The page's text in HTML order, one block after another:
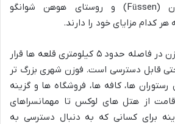
وجود دارد: شهر فوزن (Füssen) و روستای هوهن شوانگو
شهر فوزن در فاصله حدود ۵ کیلومتری قلعه ها قرار
قابل دسترسی است. فوزن شهری بزرگ تر
ها، کافه ها، فروشگاه ها و گزینه
از هتل های لوکس تا مهمانسراهای
برای کسانی که به دنبال دسترسی به